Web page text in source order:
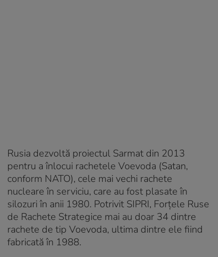
Rusia dezvoltă proiectul Sarmat din 2013
pentru a înlocui rachetele Voevoda (Satan,
conform NATO), cele mai vechi rachete
nucleare în serviciu, care au fost plasate în
silozuri în anii 1980. Potrivit SIPRI, Forțele Ruse
de Rachete Strategice mai au doar 34 dintre
rachete de tip Voevoda, ultima dintre ele fiind
fabricată în 1988.